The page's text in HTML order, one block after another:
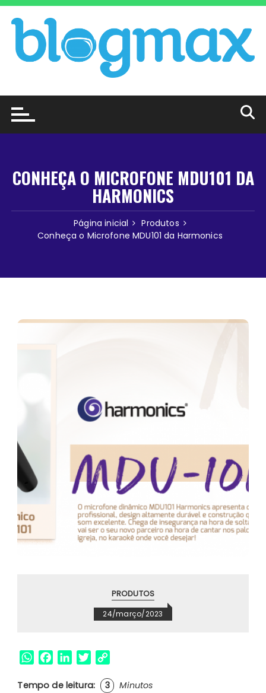
Ir
para
conteúdo
CONHEÇA O MICROFONE MDU101 DA
HARMONICS
Página inicial
Produtos
Conheça o Microfone MDU101 da Harmonics
PRODUTOS
24/março/2023
W
a
c
n
i
p
Tempo de leitura: 3 Minutos